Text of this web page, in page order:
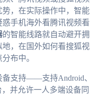
，在实际操作中，智能
手机海外看腾讯视频看
的智能线路就自动避开拥
，在国外如何看搜狐视
布中。
备支持——支持Android、
并允许一人多端设备同